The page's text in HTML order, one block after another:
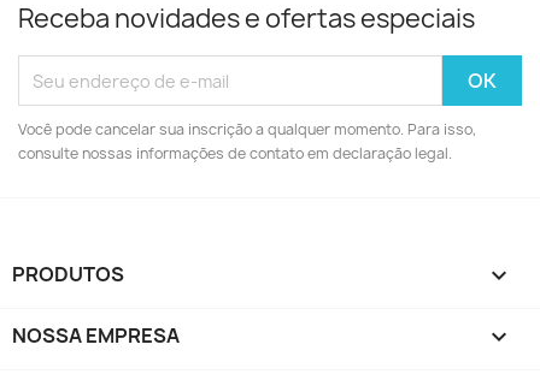
Receba novidades e ofertas especiais
Você pode cancelar sua inscrição a qualquer momento. Para isso,
consulte nossas informações de contato em declaração legal.
PRODUTOS 
NOSSA EMPRESA 